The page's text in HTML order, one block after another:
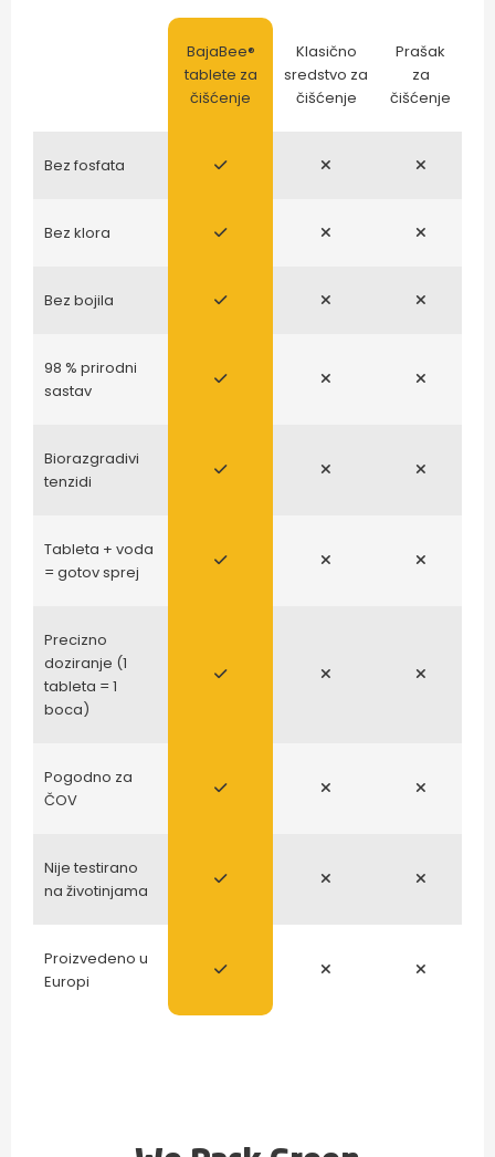
BajaBee®
tablete za
čišćenje
Klasično
sredstvo za
čišćenje
Prašak
za
čišćenje
Bez fosfata
Bez klora
Bez bojila
98 % prirodni
sastav
Biorazgradivi
tenzidi
Tableta + voda
= gotov sprej
Precizno
doziranje (1
tableta = 1
boca)
Pogodno za
ČOV
Nije testirano
na životinjama
Proizvedeno u
Europi